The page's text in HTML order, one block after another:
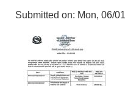
Submitted on: Mon, 06/